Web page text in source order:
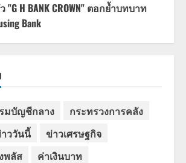
"G H BANK CROWN" ตอกย้ำบทบาท
Bank
มบัญชีกลาง
กระทรวงการคลัง
ววันนี้
ข่าวเศรษฐกิจ
พลัส
ค่าเงินบาท